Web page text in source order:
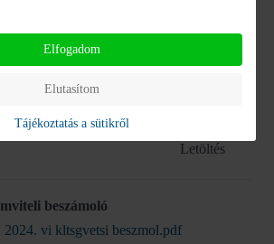
Letöltés
beszámoló
2023. vi kltsgvetsi beszmol.pdf
Letöltés
beszámoló
vi kltsgvetsi beszmol.pdf
Elfogadom
Elutasítom
Tájékoztatás a sütikről